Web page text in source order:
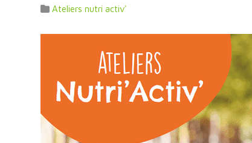
Ateliers nutri activ'